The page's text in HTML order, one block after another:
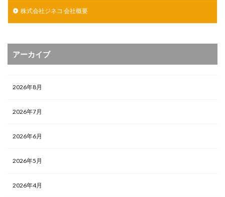
株式会社ジネコ 会社概要
アーカイブ
2026年8月
2026年7月
2026年6月
2026年5月
2026年4月